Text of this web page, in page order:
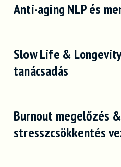
Anti-aging NLP és
Slow Life &
tanácsadás
Burnout megelőzés &
stresszcsökkentés